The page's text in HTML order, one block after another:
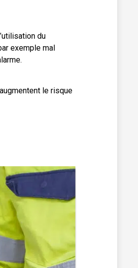
du
exemple mal
le risque